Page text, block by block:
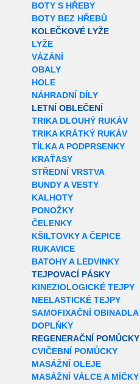
BOTY S HŘEBY
BOTY BEZ HŘEBŮ
KOLEČKOVÉ LYŽE
LYŽE
VÁZÁNÍ
OBALY
HOLE
NÁHRADNÍ DÍLY
LETNÍ OBLEČENÍ
TRIKA DLOUHÝ RUKÁV
TRIKA KRÁTKÝ RUKÁV
TÍLKA A PODPRSENKY
KRAŤASY
STŘEDNÍ VRSTVA
BUNDY A VESTY
KALHOTY
PONOŽKY
ČELENKY
KŠILTOVKY A ČEPICE
RUKAVICE
BATOHY A LEDVINKY
TEJPOVACÍ PÁSKY
KINEZIOLOGICKÉ TEJPY
NEELASTICKÉ TEJPY
SAMOFIXAČNÍ OBINADLA
DOPLŇKY
REGENERAČNÍ POMŮCKY
CVIČEBNÍ POMŮCKY
MASÁŽNÍ OLEJE
MASÁŽNÍ VÁLCE A MÍČKY